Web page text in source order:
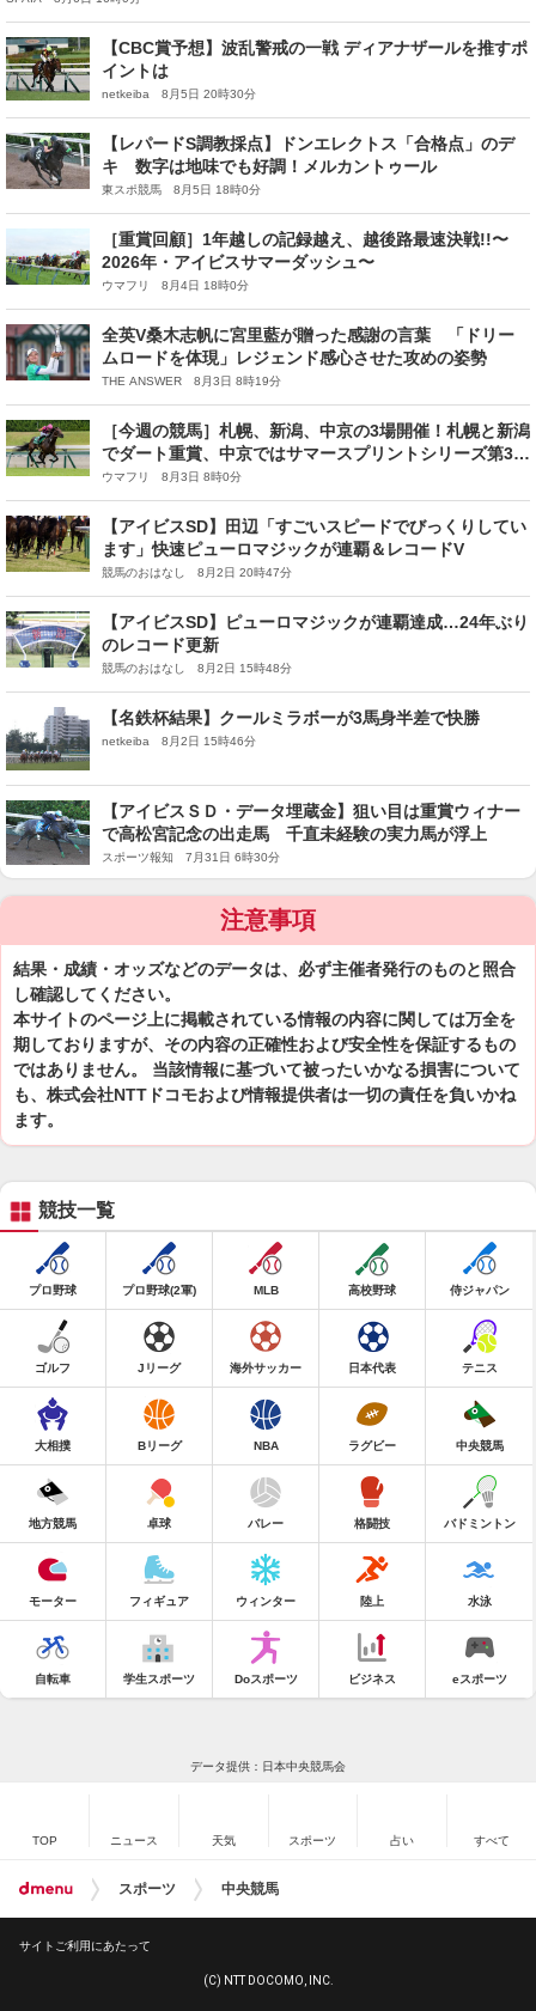
【CBC賞予想】波乱警戒の一戦 ディアナザールを推すポ
イントは
netkeiba 8月5日 20時30分
【レパードS調教採点】ドンエレクトス「合格点」のデ
キ 数字は地味でも好調！メルカントゥール
東スポ競馬 8月5日 18時0分
［重賞回顧］1年越しの記録越え、越後路最速決戦!!〜
2026年・アイビスサマーダッシュ〜
ウマフリ 8月4日 18時0分
全英V桑木志帆に宮里藍が贈った感謝の言葉 「ドリー
ムロードを体現」レジェンド感心させた攻めの姿勢
THE ANSWER 8月3日 8時19分
［今週の競馬］札幌、新潟、中京の3場開催！札幌と新潟
でダート重賞、中京ではサマースプリントシリーズ第3戦
が開催！
ウマフリ 8月3日 8時0分
【アイビスSD】田辺「すごいスピードでびっくりしてい
ます」快速ピューロマジックが連覇＆レコードV
競馬のおはなし 8月2日 20時47分
【アイビスSD】ピューロマジックが連覇達成…24年ぶり
のレコード更新
競馬のおはなし 8月2日 15時48分
【名鉄杯結果】クールミラボーが3馬身半差で快勝
netkeiba 8月2日 15時46分
【アイビスＳＤ・データ埋蔵金】狙い目は重賞ウィナー
で高松宮記念の出走馬 千直未経験の実力馬が浮上
スポーツ報知 7月31日 6時30分
注意事項
結果・成績・オッズなどのデータは、必ず主催者発行のものと照合
し確認してください。
本サイトのページ上に掲載されている情報の内容に関しては万全を
期しておりますが、その内容の正確性および安全性を保証するもの
ではありません。 当該情報に基づいて被ったいかなる損害について
も、株式会社NTTドコモおよび情報提供者は一切の責任を負いかね
ます。
競技一覧
プロ野球 プロ野球(2軍) MLB 高校野球 侍ジャパン
ゴルフ Jリーグ 海外サッカー 日本代表 テニス
大相撲 Bリーグ NBA ラグビー 中央競馬
地方競馬 卓球 バレー 格闘技 バドミントン
モーター フィギュア ウィンター 陸上 水泳
自転車 学生スポーツ Doスポーツ ビジネス eスポーツ
データ提供：日本中央競馬会
TOP ニュース 天気 スポーツ 占い すべて
スポーツ 中央競馬
サイトご利用にあたって
(C) NTT DOCOMO, INC.